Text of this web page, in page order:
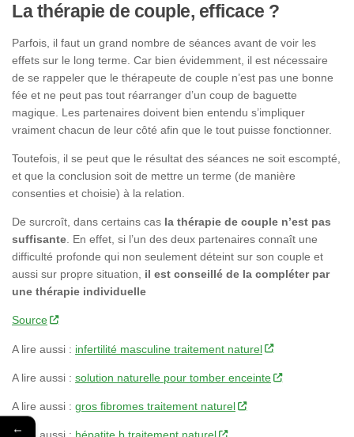
La thérapie de couple, efficace ?
Parfois, il faut un grand nombre de séances avant de voir les
effets sur le long terme. Car bien évidemment, il est nécessaire
de se rappeler que le thérapeute de couple n’est pas une bonne
fée et ne peut pas tout réarranger d’un coup de baguette
magique. Les partenaires doivent bien entendu s’impliquer
vraiment chacun de leur côté afin que le tout puisse fonctionner.
Toutefois, il se peut que le résultat des séances ne soit escompté,
et que la conclusion soit de mettre un terme (de manière
consenties et choisie) à la relation.
De surcroît, dans certains cas la thérapie de couple n’est pas
suffisante. En effet, si l’un des deux partenaires connaît une
difficulté profonde qui non seulement déteint sur son couple et
aussi sur propre situation, il est conseillé de la compléter par
une thérapie individuelle
Source
A lire aussi : infertilité masculine traitement naturel
A lire aussi : solution naturelle pour tomber enceinte
A lire aussi : gros fibromes traitement naturel
←